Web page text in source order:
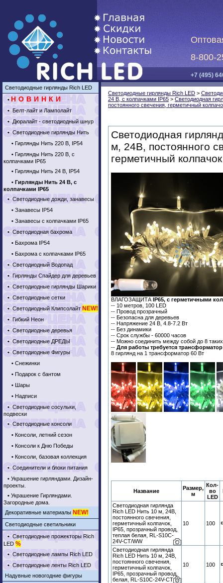
8-800-
+7 (495)
Светодиодные гирлянды Rich LED
•НОВИНКИ
•Белт-лайт и Ламполайт
•Дюралайт - светодиодный шнур
•Светодиодные гирлянды Нить
• Гирлянды Нить 220 В, IP54
• Гирлянды Нить 220 В, с
колпачками IP65
• Гирлянды Нить 24 В, IP54
• Гирлянды Нить 24 В, с
колпачками IP65
•Светодиодные дожди, занавесы
• Занавесы IP54
• Занавесы с колпачками IP65
•Светодиодная бахрома
• Бахрома IP54
• Бахрома с колпачками IP65
•Светодиодный Водопад
•Гирлянды Спайдер для деревьев
•Светодиодные гирлянды Шарики
•Светодиодные сетки
•Светодиодный Клипсолайт NEW!
•Гибкий Неон
•Светодиодные деревья
•Светодиодные ДРЕДЫ
•Светодиодные Фигуры
• Снежинки
• Подарок с бантом
• Шары
• Надписи
•Светодиодные сосульки,
подвески
•Светодиодные консоли
• Консоли, летний сезон
• Консоли к Дню Победы
• Консоли, базовая коллекция
•Соединители и блоки питания
• Украшение гирляндами. Дизайн-
проекты.
• Украшение Гирляндами.
Загородные дома.
Декоративные материалы NEW!
Светодиодные светильники
•Светодиодные прожекторы Rich
LED %
•Светодиодные лампы Rich LED
•Светодиодные ленты Rich LED
Надувные новогодние фигуры
Светодиодные гирлянды Rich LED >
24 В, с колпачками IP65 > Светодиодная
постоянного свечения, герметичный
Светодиодная
м, 24В, постоянного
герметичный
ВЛАГОЗАЩИТА IP65, с герметичными
-- 10 метров, 100 LED
-- Провод прозрачный
-- Безопасна для деревьев
-- Напряжение 24 В, 4.8-7.2 Вт
-- Без динамики
-- Срок службы - 60000 часов
-- Можно соединить между собой до 8
-- Для работы требуется
8 гирлянд на 1 трансформатор 60 Вт
Название
Размер,
м
Кол-
во
LED
Светодиодная гирлянда
Rich LED Нить 10 м, 24В,
постоянного свечения,
герметичный колпачок,
IP65, прозрачный провод,
теплая белая, RL-S10C-
24V-CT/WW
10 100
Светодиодная гирлянда
Rich LED Нить 10 м, 24В,
постоянного свечения,
герметичный колпачок,
IP65, прозрачный провод,
белая, RL-S10C-24V-CT/W
10 100